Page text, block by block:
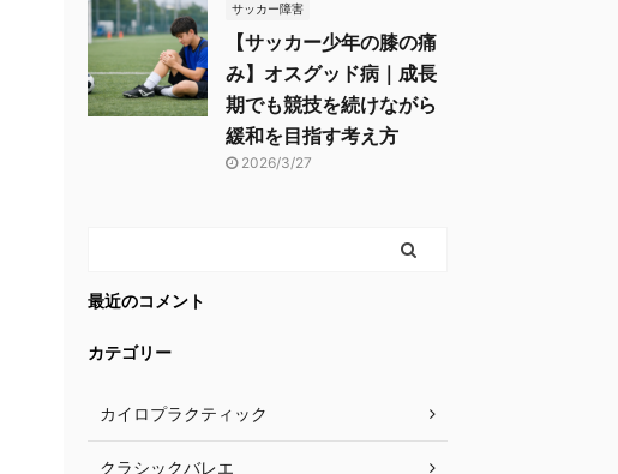
サッカー障害
【サッカー少年の膝の痛
み】オスグッド病｜成長
期でも競技を続けながら
緩和を目指す考え方
2026/3/27
最近のコメント
カテゴリー
カイロプラクティック
クラシックバレエ